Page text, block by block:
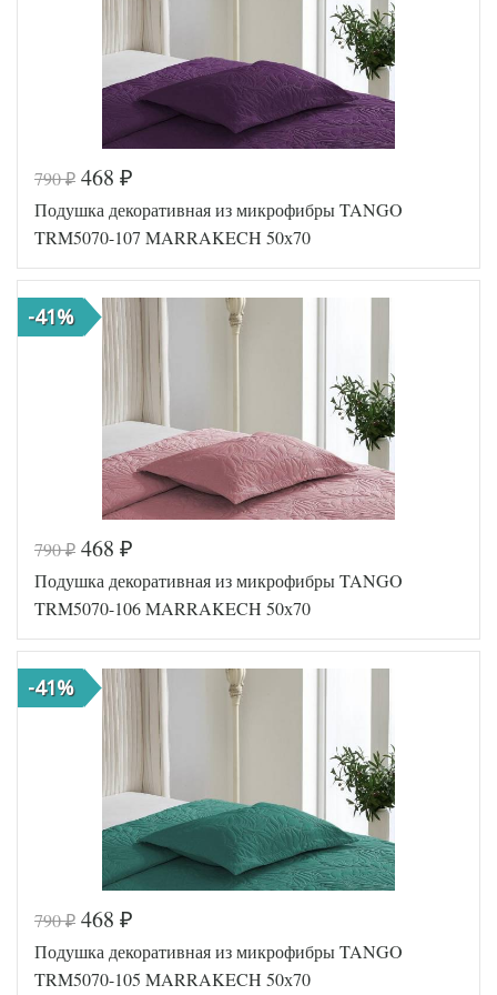
Код товара
Артикул
TT114614
Размер
подушки
50х70
Наполнитель
Синтепон
Ткань
Микрофибра
Производитель
Код товара
Артикул
TT114613
Размер
подушки
50х70
Наполнитель
Синтепон
Ткань
Микрофибра
Производитель
790₽ 468 ₽
Подушка декоративная из микрофибры TANGO
TRM5070-107 MARRAKECH 50х70
-41%
Код товара
Артикул
TT114612
Размер
50х70
790₽ 468 ₽
Подушка декоративная из микрофибры TANGO
TRM5070-106 MARRAKECH 50х70
-41%
790₽ 468 ₽
Подушка декоративная из микрофибры TANGO
TRM5070-105 MARRAKECH 50х70